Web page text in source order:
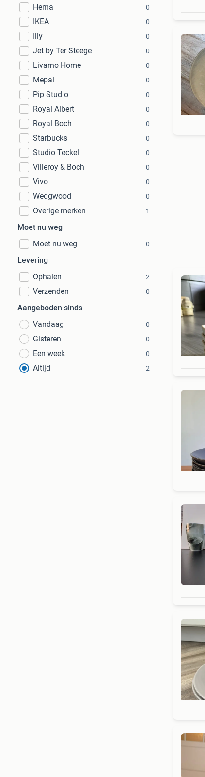
Hema 0
IKEA 0
Illy 0
Jet by Ter Steege 0
Livarno Home 0
Mepal 0
Pip Studio 0
Royal Albert 0
Royal Boch 0
Starbucks 0
Studio Teckel 0
Villeroy & Boch 0
Vivo 0
Wedgwood 0
Overige merken 1
Moet nu weg
Moet nu weg
0
Levering
Ophalen
2
Verzenden 0
Aangeboden sinds
Vandaag
0
Gisteren 0
Een week 0
Altijd 2